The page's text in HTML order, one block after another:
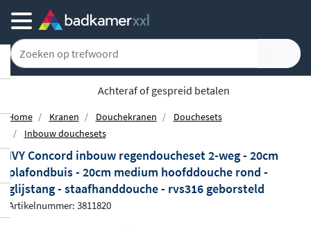
Achteraf of gespreid betalen
Home Kranen Douchekranen
Douchesets
Inbouw douchesets
IVY Concord inbouw regendoucheset 2-weg - 20cm
plafondbuis - 20cm medium hoofddouche rond -
glijstang - staafhanddouche - rvs316 geborsteld
Artikelnummer: 3811820